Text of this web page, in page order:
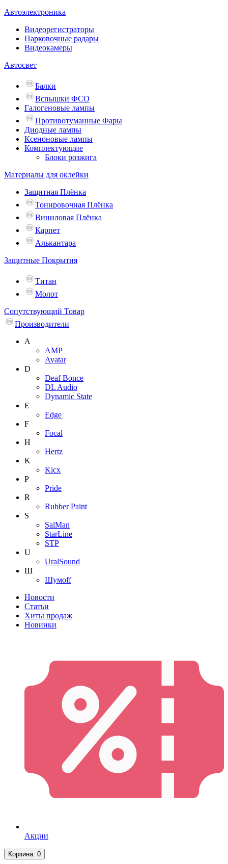
Автоэлектроника
Видеорегистраторы
Парковочные радары
Видеокамеры
Автосвет
Балки
Вспышки ФСО
Галогеновые лампы
Противотуманные Фары
Диодные лампы
Ксеноновые лампы
Комплектующие
Блоки розжига
Материалы для оклейки
Защитная Плёнка
Тонировочная Плёнка
Виниловая Плёнка
Карпет
Алькантара
Защитные Покрытия
Титан
Молот
Сопутствующий Товар
Производители
A
AMP
Avatar
D
Deaf Bonce
DL Audio
Dynamic State
E
Edge
F
Focal
H
Hertz
K
Kicx
P
Pride
R
Rubber Paint
S
SalMan
StarLine
STP
U
UralSound
Ш
Шумoff
Новости
Статьи
Хиты продаж
Новинки
Акции
Корзина: 0